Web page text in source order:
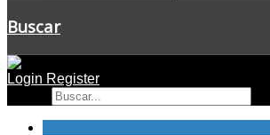
Buscar
Login Register